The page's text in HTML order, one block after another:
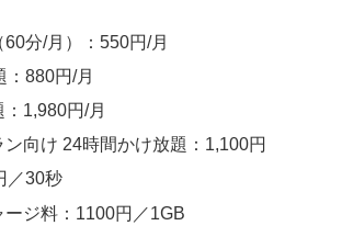
分/月）：550円/月
：880円/月
1,980円/月
ン向け 24時間かけ放題：1,100円
／30秒
ージ料：1100円／1GB